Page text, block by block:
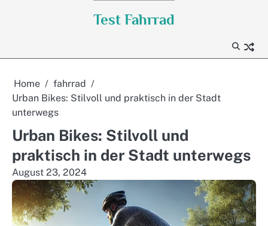
Test Fahrrad
Home
fahrrad
Urban Bikes: Stilvoll und praktisch in der Stadt
unterwegs
Urban Bikes: Stilvoll und
praktisch in der Stadt unterwegs
August 23, 2024